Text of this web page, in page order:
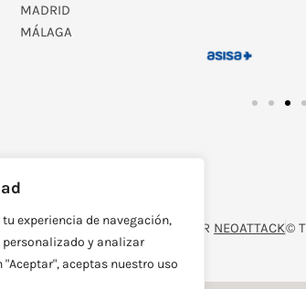
experiencia de navegación,
y analizar
aceptas nuestro uso
MADRID
MÁLAGA
DISEÑADO Y DESARROLLADO POR NEOATTACK©